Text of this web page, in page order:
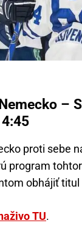
–
proti sebe
program
obhájiť
TU.